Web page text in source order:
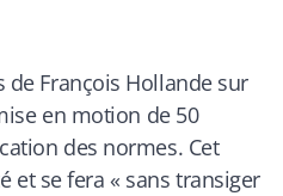
de François Hollande sur
en motion de 50
des normes. Cet
et se fera « sans transiger